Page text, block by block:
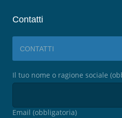
Contatti
CONTATTI
Il tuo nome o ragione sociale
Email (obbligatoria)